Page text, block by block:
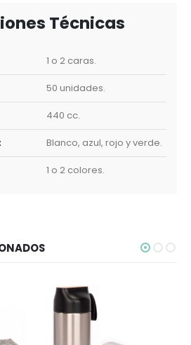
Técnicas
1 o 2 caras.
50 unidades.
440 cc.
Blanco, azul, rojo y verde.
1 o 2 colores.